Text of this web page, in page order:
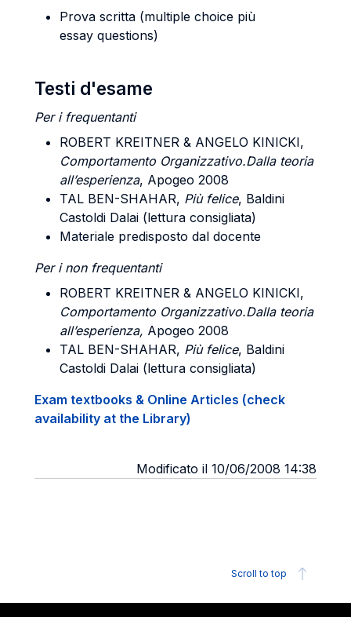
Prova scritta (multiple choice più
essay questions)
Testi d'esame
Per i frequentanti
ROBERT KREITNER & ANGELO KINICKI,
Comportamento Organizzativo.Dalla teoria
all’esperienza, Apogeo 2008
TAL BEN-SHAHAR, Più felice, Baldini
Castoldi Dalai (lettura consigliata)
Materiale predisposto dal docente
Per i non frequentanti
ROBERT KREITNER & ANGELO KINICKI,
Comportamento Organizzativo.Dalla teoria
all’esperienza, Apogeo 2008
TAL BEN-SHAHAR, Più felice, Baldini
Castoldi Dalai (lettura consigliata)
Exam textbooks & Online Articles (check
availability at the Library)
Modificato il 10/06/2008 14:38
Scroll to top